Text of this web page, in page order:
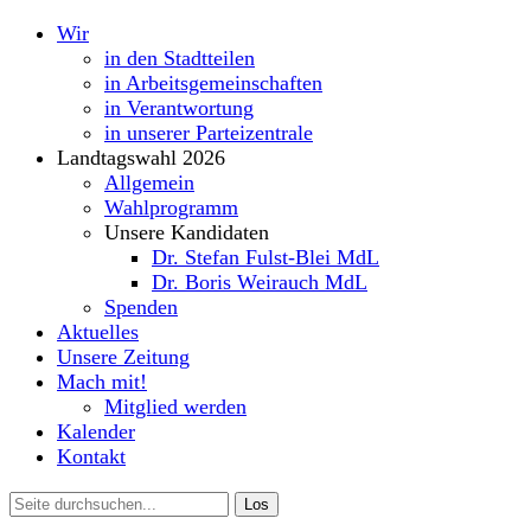
Wir
in den Stadtteilen
in Arbeitsgemeinschaften
in Verantwortung
in unserer Parteizentrale
Landtagswahl 2026
Allgemein
Wahlprogramm
Unsere Kandidaten
Dr. Stefan Fulst-Blei MdL
Dr. Boris Weirauch MdL
Spenden
Aktuelles
Unsere Zeitung
Mach mit!
Mitglied werden
Kalender
Kontakt